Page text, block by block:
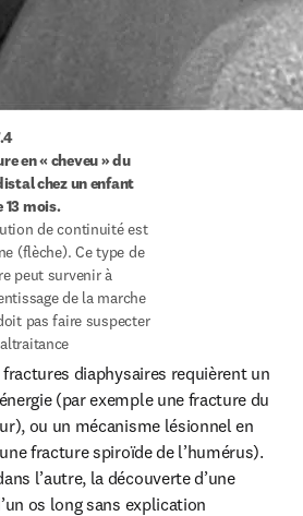
en « cheveu » du
chez un enfant
13 mois.
de continuité est
(flèche). Ce type de
peut survenir à
de la marche
pas faire suspecter
fractures diaphysaires requièrent un
(par exemple une fracture du
ou un mécanisme lésionnel en
fracture spiroïde de l’humérus).
l’autre, la découverte d’une
os long sans explication